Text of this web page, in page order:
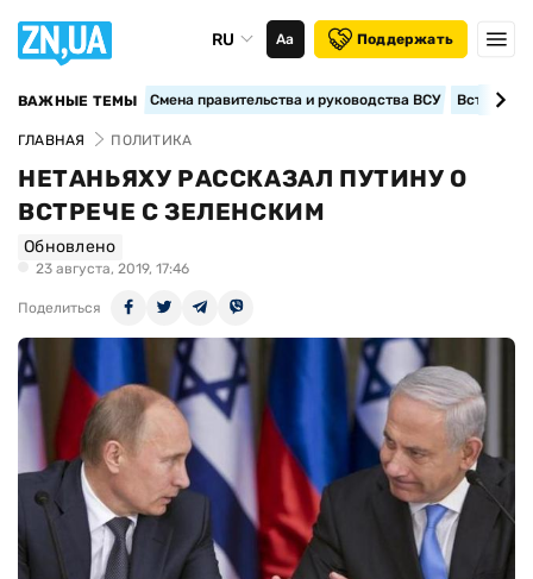
RU Аа Поддержать
ВАЖНЫЕ ТЕМЫ Смена правительства и руководства ВСУ
ГЛАВНАЯ ПОЛИТИКА
НЕТАНЬЯХУ РАССКАЗАЛ ПУТИНУ О
ВСТРЕЧЕ С ЗЕЛЕНСКИМ
Обновлено
23 августа, 2019, 17:46
Поделиться